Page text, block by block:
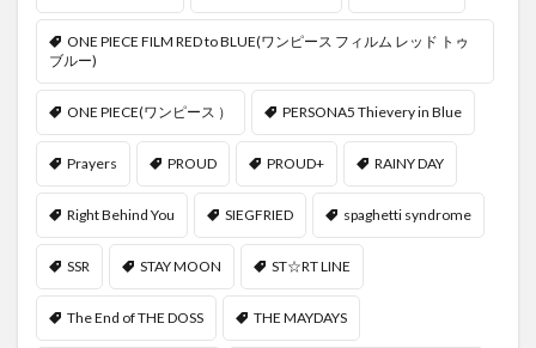
ONE PIECE FILM RED to BLUE(ワンピース フィルム レッド トゥ
ブルー)
ONE PIECE(ワンピース ） PERSONA5 Thievery in Blue
Prayers PROUD PROUD+ RAINY DAY
Right Behind You SIEGFRIED spaghetti syndrome
SSR STAY MOON ST☆RT LINE
The End of THE DOSS THE MAYDAYS